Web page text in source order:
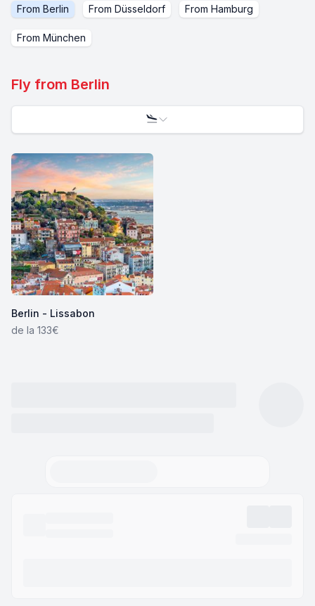
From Berlin From Düsseldorf From Hamburg
From München
Fly from Berlin
Berlin - Lissabon
de la 133€